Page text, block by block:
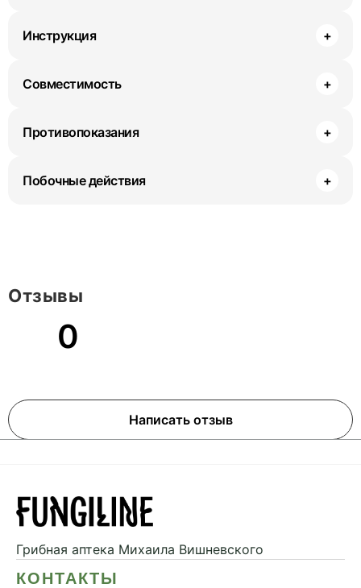
Инструкция +
Совместимость +
Противопоказания +
Побочные действия +
0
Написать отзыв
Отзывы
Грибная аптека Михаила Вишневского
КОНТАКТЫ